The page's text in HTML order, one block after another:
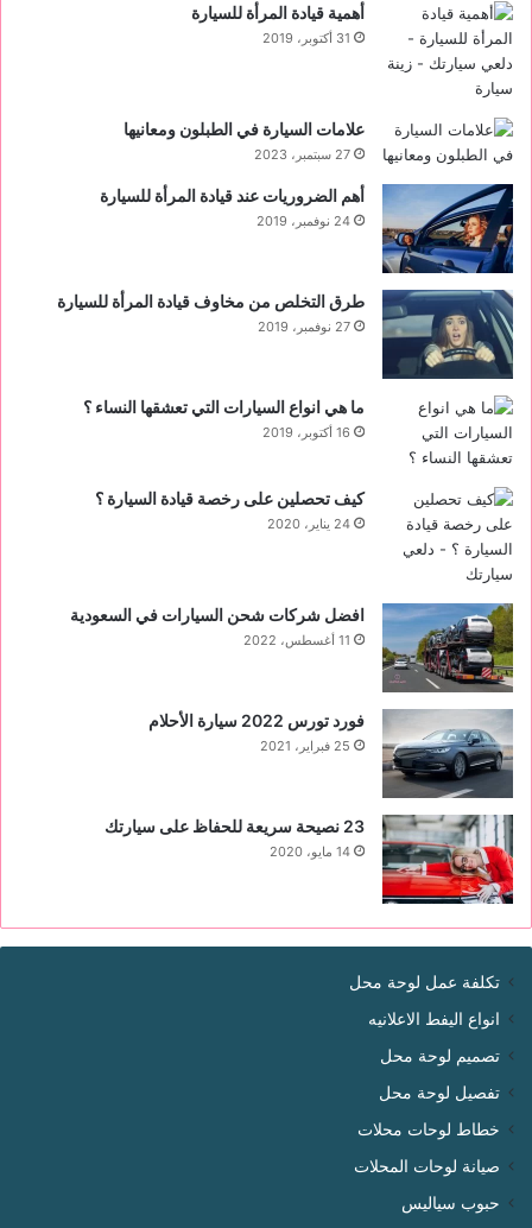
أهمية قيادة المرأة للسيارة
31 أكتوبر، 2019
علامات السيارة في الطبلون ومعانيها
27 سبتمبر، 2023
أهم الضروريات عند قيادة المرأة للسيارة
24 نوفمبر، 2019
طرق التخلص من مخاوف قيادة المرأة للسيارة
27 نوفمبر، 2019
ما هي انواع السيارات التي تعشقها النساء ؟
16 أكتوبر، 2019
كيف تحصلين على رخصة قيادة السيارة ؟
24 يناير، 2020
افضل شركات شحن السيارات في السعودية
11 أغسطس، 2022
فورد تورس 2022 ‏سيارة الأحلام
25 فبراير، 2021
23 نصيحة سريعة للحفاظ على سيارتك
14 مايو، 2020
تكلفة عمل لوحة محل
انواع اليفط الاعلانيه
تصميم لوحة محل
تفصيل لوحة محل
خطاط لوحات محلات
صيانة لوحات المحلات
حبوب سياليس